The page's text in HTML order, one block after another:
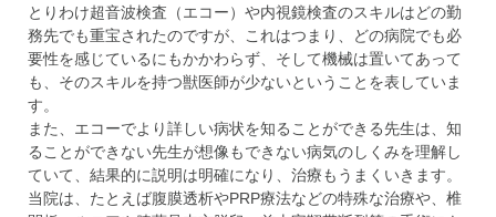
とりわけ超音波検査（エコー）や内視鏡検査のスキルはどの勤
務先でも重宝されたのですが、これはつまり、どの病院でも必
要性を感じているにもかかわらず、そして機械は置いてあって
も、そのスキルを持つ獣医師が少ないということを表していま
す。
また、エコーでより詳しい病状を知ることができる先生は、知
ることができない先生が想像もできない病気のしくみを理解し
ていて、結果的に説明は明確になり、治療もうまくいきます。
当院は、たとえば腹膜透析やPRP療法などの特殊な治療や、椎